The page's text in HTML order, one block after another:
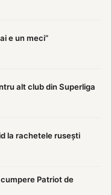
e un meci”
alt club din Superliga
la rachetele rusești
Patriot de